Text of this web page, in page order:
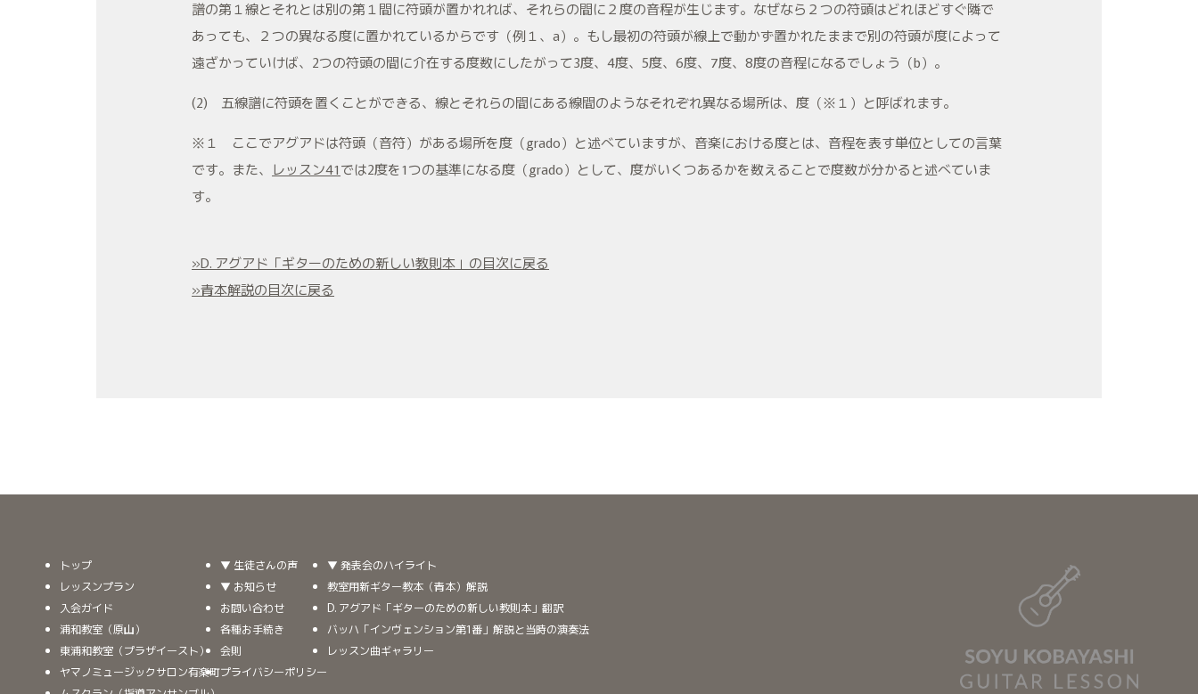
譜の第１線とそれとは別の第１間に符頭が置かれれば、それらの間に２度の音程が生じます。なぜなら２つの符頭はどれほどすぐ隣で
あっても、２つの異なる度に置かれているからです（例１、a）。もし最初の符頭が線上で動かず置かれたままで別の符頭が度によって
遠ざかっていけば、2つの符頭の間に介在する度数にしたがって3度、4度、5度、6度、7度、8度の音程になるでしょう（b）。
(2) 五線譜に符頭を置くことができる、線とそれらの間にある線間のようなそれぞれ異なる場所は、度（※１）と呼ばれます。
※１ ここでアグアドは符頭（音符）がある場所を度（grado）と述べていますが、音楽における度とは、音程を表す単位としての言葉
です。また、 レッスン41では2度を1つの基準になる度（grado）として、度がいくつあるかを数えることで度数が分かると述べていま
す。
»D. アグアド「ギターのための新しい教則本」の目次に戻る
»青本解説の目次に戻る
トップ
レッスンプラン
入会ガイド
浦和教室（原山）
東浦和教室（プラザイースト）
ヤマノミュージックサロン有楽町
▼ 生徒さんの声
▼ お知らせ
お問い合わせ
各種お手続き
会則
プライバシーポリシー
▼ 発表会のハイライト
教室用新ギター教本（青本）解説
D. アグアド「ギターのための新しい教則本」翻訳
バッハ「インヴェンション第1番」解説と当時の演奏法
レッスン曲ギャラリー